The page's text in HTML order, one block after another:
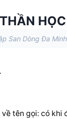
HỌC
San Dòng Đa Minh
tên gọi: có khi